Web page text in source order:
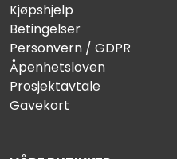
Kjøpshjelp
Betingelser
Personvern / GDPR
Åpenhetsloven
Prosjektavtale
Gavekort